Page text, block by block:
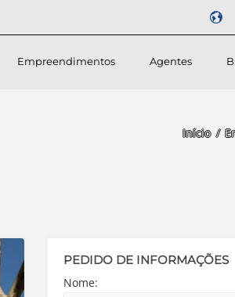
Empreendimentos Agentes
Início
PEDIDO DE INFORMAÇÕES
Nome: